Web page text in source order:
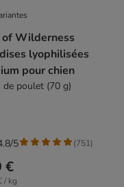
Wilderness
lyophilisées
pour chien
poulet (70 g)
€
/ kg
5 (751)